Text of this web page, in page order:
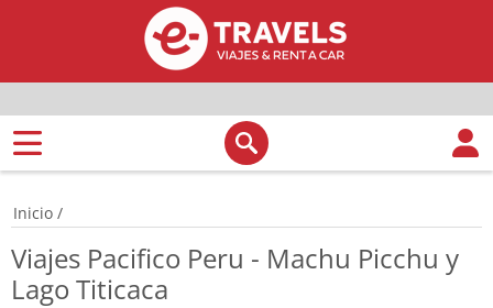
Inicio /
Viajes Pacifico Peru - Machu Picchu y
Lago Titicaca